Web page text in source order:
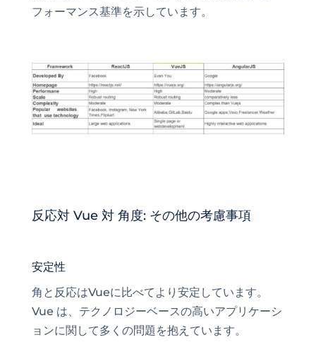
フォーマンス基準を示しています。
反応対 Vue 対 角度: その他の考慮事項
安定性
角と反応はVueに比べてより安定しています。
Vue は、テクノロジーベースの高いアプリケーシ
ョンに関して多くの問題を抱えています。